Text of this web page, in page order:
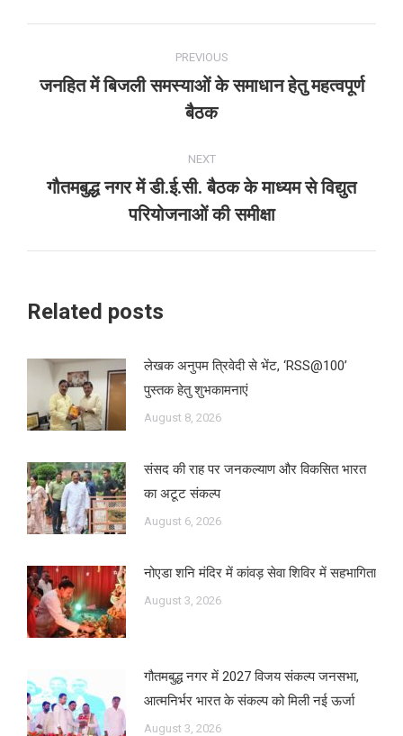
navigation
PREVIOUS
Previous
post:
जनहित में बिजली समस्याओं के समाधान हेतु महत्वपूर्ण
बैठक
NEXT
Next
post:
गौतमबुद्ध नगर में डी.ई.सी. बैठक के माध्यम से विद्युत
परियोजनाओं की समीक्षा
Related posts
लेखक अनुपम त्रिवेदी से भेंट, ‘RSS@100’
पुस्तक हेतु शुभकामनाएं
August 8, 2026
संसद की राह पर जनकल्याण और विकसित भारत
का अटूट संकल्प
August 6, 2026
नोएडा शनि मंदिर में कांवड़ सेवा शिविर में सहभागिता
August 3, 2026
गौतमबुद्ध नगर में 2027 विजय संकल्प जनसभा,
आत्मनिर्भर भारत के संकल्प को मिली नई ऊर्जा
August 3, 2026